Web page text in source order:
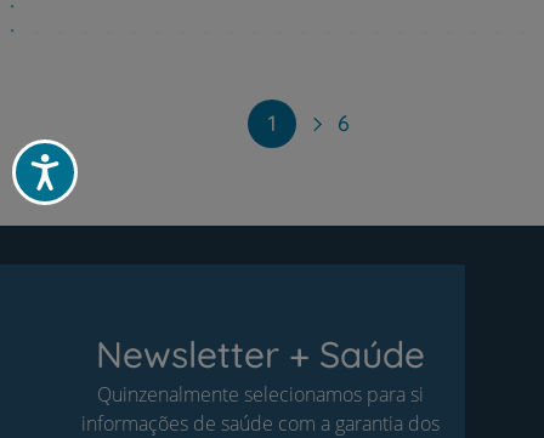
Acessibilidade
1 6
Newsletter + Saúde
Quinzenalmente selecionamos para si
informações de saúde com a garantia dos